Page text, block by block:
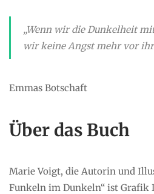
„Wenn wir die Dunkelheit
wir keine Angst mehr vor ihr
Emmas Botschaft
Über das Buch
Marie Voigt, die Autorin und
Funkeln im Dunkeln“ ist Grafik